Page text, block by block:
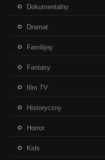
Dokumentalny
Dramat
Familijny
Fantasy
film TV
Historyczny
Horror
Kids